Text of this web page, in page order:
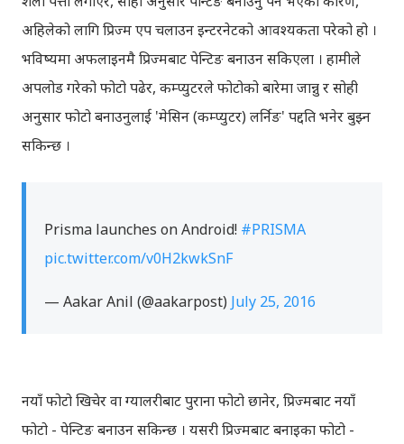
अहिलेको लागि प्रिज्म एप चलाउन इन्टरनेटको आवश्यकता परेको हो ।
भविष्यमा अफलाइनमै प्रिज्मबाट पेन्टिङ बनाउन सकिएला । हामीले
अपलोड गरेको फोटो पढेर, कम्प्युटरले फोटोको बारेमा जान्नु र सोही
अनुसार फोटो बनाउनुलाई 'मेसिन (कम्प्युटर) लर्निङ' पद्दति भनेर बुझ्न
सकिन्छ ।
Prisma launches on Android! #PRISMA
pic.twitter.com/v0H2kwkSnF
— Aakar Anil (@aakarpost) July 25, 2016
नयाँ फोटो खिचेर वा ग्यालरीबाट पुराना फोटो छानेर, प्रिज्मबाट नयाँ
फोटो - पेन्टिङ बनाउन सकिन्छ । यसरी प्रिज्मबाट बनाइका फोटो -